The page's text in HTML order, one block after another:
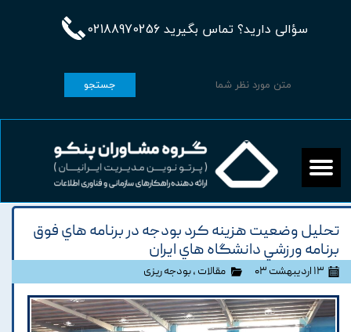
سؤالی دارید؟ تماس بگیرید 02188970256
جستجو
تحليل وضعيت هزينه کرد بودجه در برنامه هاي فوق
برنامه ورزشي دانشگاه هاي ايران
۱۳ اردیبهشت ۰۳ مقالات ،بودجه ریزی